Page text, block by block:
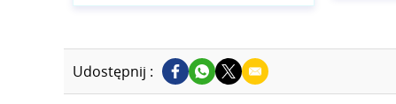
Udostępnij :